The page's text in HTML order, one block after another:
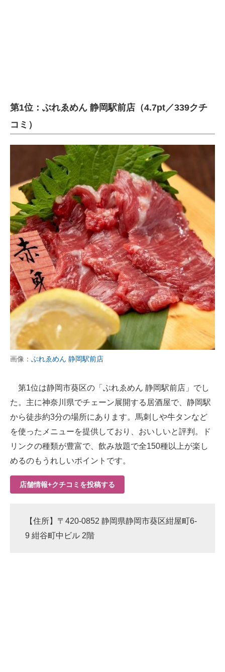
第1位：ぶれゑめん 静岡駅前店（4.7pt／339クチ
コミ）
画像： ぶれゑめん 静岡駅前店
第1位は静岡市葵区の「ぶれゑめん 静岡駅前店」でし
た。主に神奈川県でチェーン展開する居酒屋で、静岡駅
から徒歩約3分の場所にあります。馬刺しや牛タンなど
を使ったメニューを提供しており、おいしいと評判。ド
リンクの種類が豊富で、飲み放題で全150種以上が楽し
めるのもうれしいポイントです。
店舗情報+クチコミを投稿する
【住所】〒420-0852 静岡県静岡市葵区紺屋町6-
9 紺谷町中ビル 2階